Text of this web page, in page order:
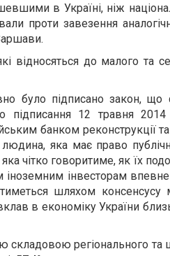
в Україні, ніж
проти завезення
до малого та
було підписано закон, що
підписання 12 травня
банком реконструкції
людина, яка має право
чітко говоритиме, як їх
інвесторам
шляхом консенсусу
в економіку України
регіонального та